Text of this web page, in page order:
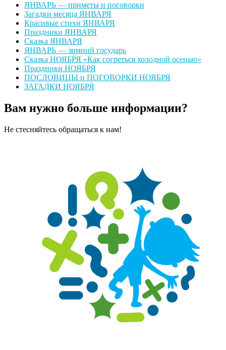
ЯНВАРЬ — приметы и поговорки
Загадки месяца ЯНВАРЯ
Красивые стихи ЯНВАРЯ
Праздники ЯНВАРЯ
Сказка ЯНВАРЯ
ЯНВАРЬ — зимний государь
Сказка НОЯБРЯ «Как согреться холодной осенью»
Праздники НОЯБРЯ
ПОСЛОВИЦЫ и ПОГОВОРКИ НОЯБРЯ
ЗАГАДКИ НОЯБРЯ
Вам нужно больше информации?
Не стесняйтесь обращаться к нам!